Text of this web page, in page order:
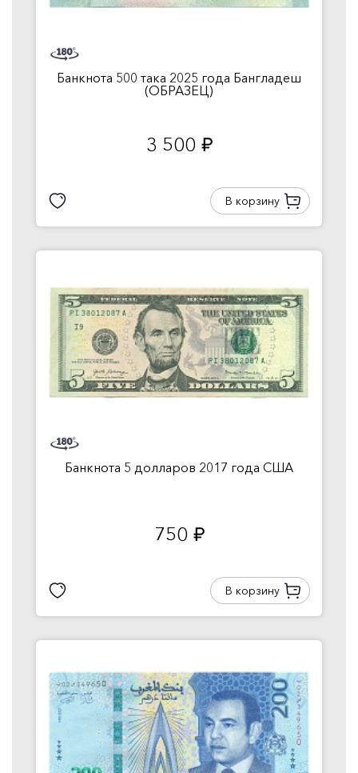
Банкнота 500 така 2025 года Бангладеш
(ОБРАЗЕЦ)
3 500 руб.
В корзину
Банкнота 5 долларов 2017 года США
750 руб.
В корзину